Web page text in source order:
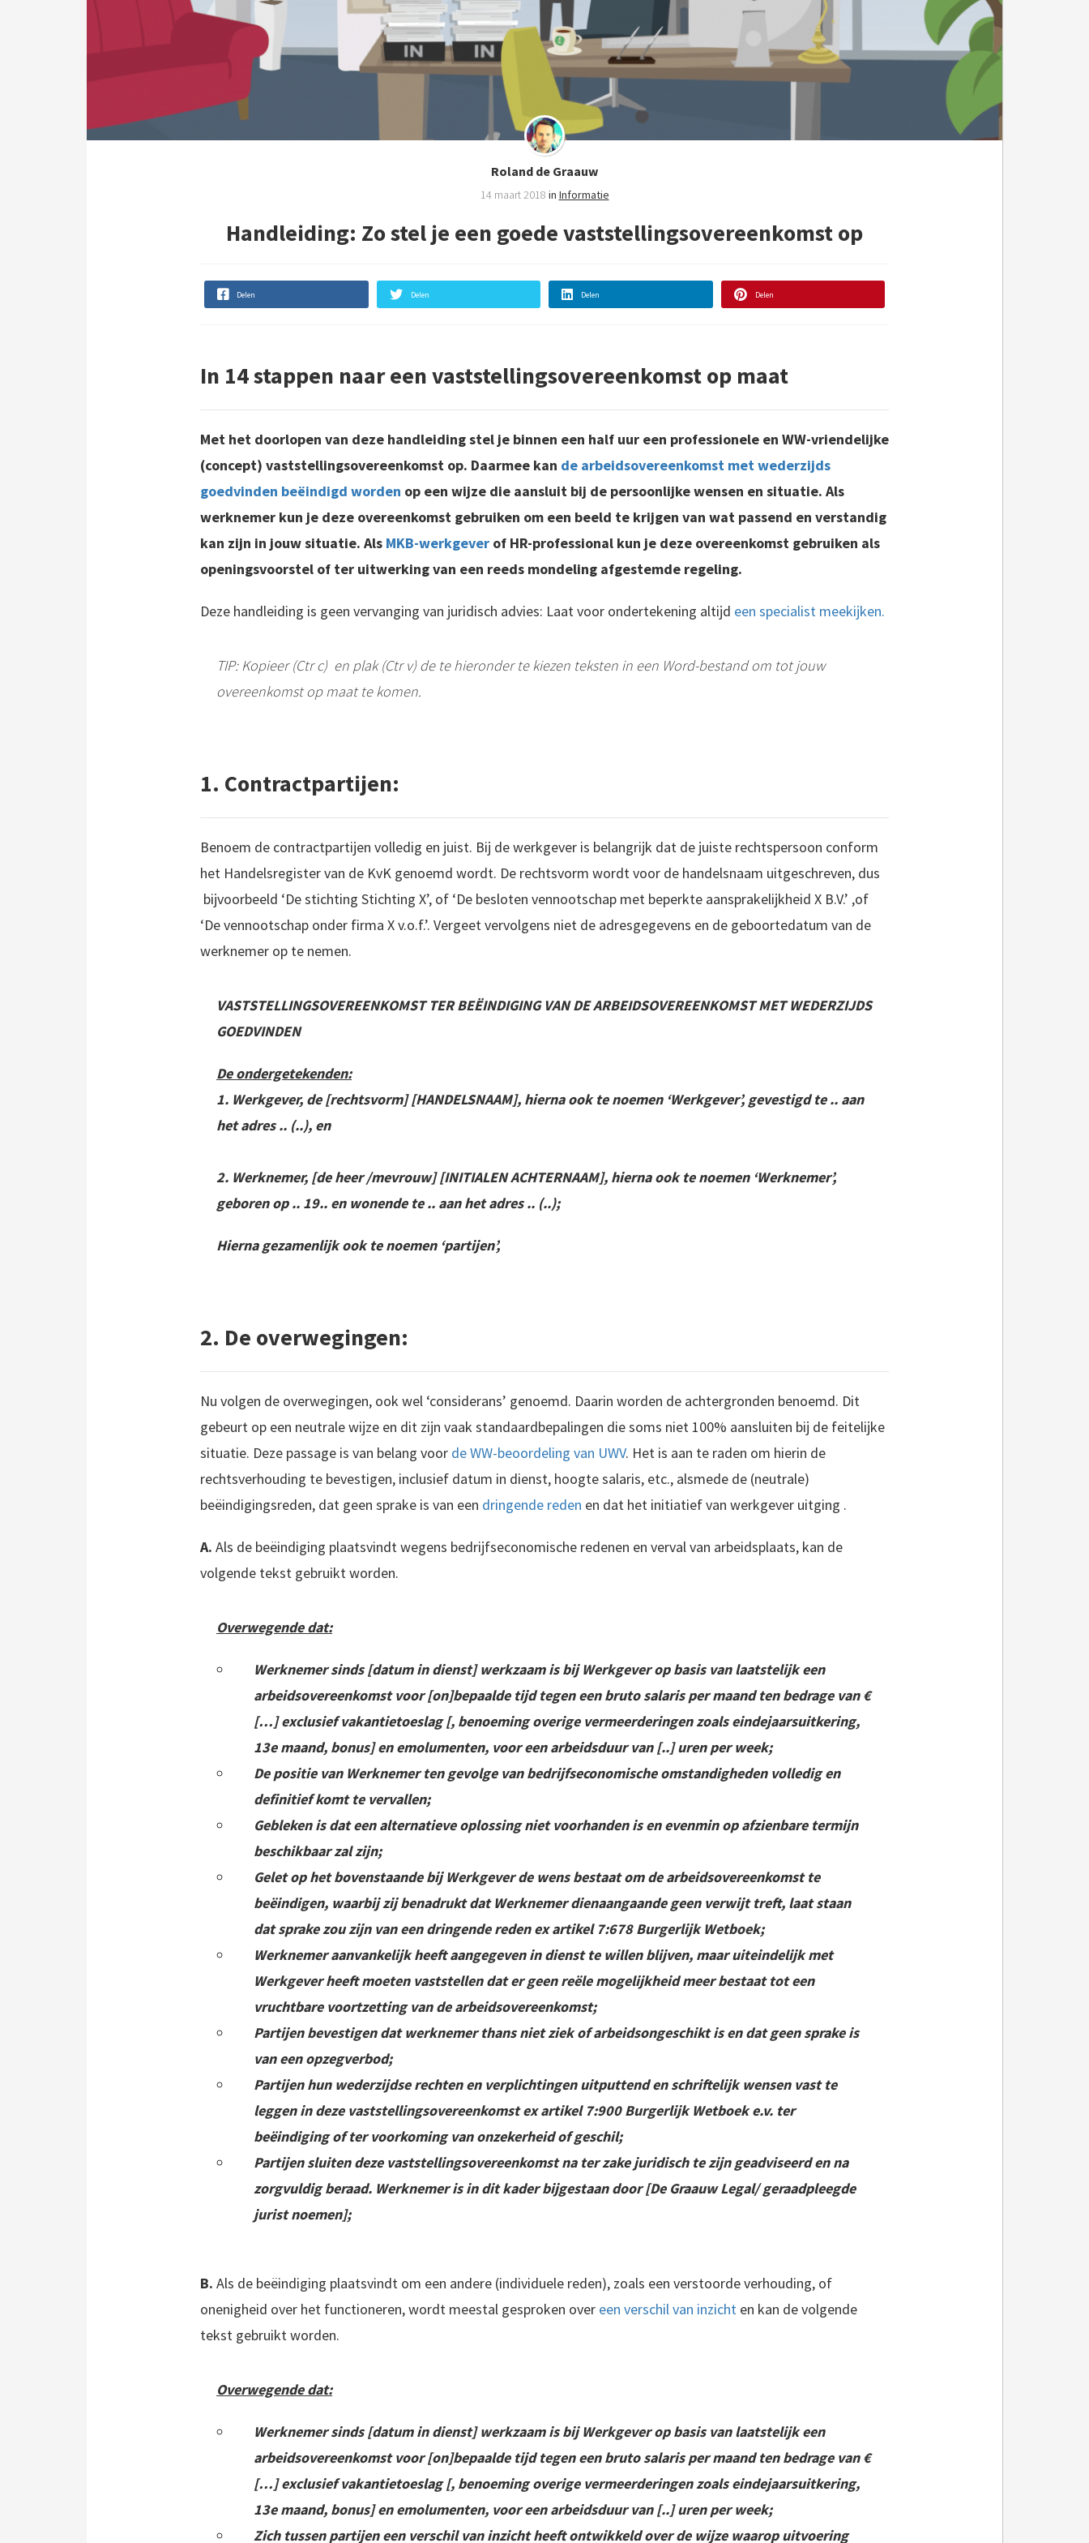
Roland de Graauw
14 maart 2018 in Informatie
Handleiding: Zo stel je een goede vaststellingsovereenkomst op
Delen Delen Delen Delen
In 14 stappen naar een vaststellingsovereenkomst op maat
Met het doorlopen van deze handleiding stel je binnen een half uur een professionele en WW-vriendelijke
(concept) vaststellingsovereenkomst op. Daarmee kan de arbeidsovereenkomst met wederzijds
goedvinden beëindigd worden op een wijze die aansluit bij de persoonlijke wensen en situatie. Als
werknemer kun je deze overeenkomst gebruiken om een beeld te krijgen van wat passend en verstandig
kan zijn in jouw situatie. Als MKB-werkgever of HR-professional kun je deze overeenkomst gebruiken als
openingsvoorstel of ter uitwerking van een reeds mondeling afgestemde regeling.
Deze handleiding is geen vervanging van juridisch advies: Laat voor ondertekening altijd een specialist meekijken.
TIP: Kopieer (Ctr c) en plak (Ctr v) de te hieronder te kiezen teksten in een Word-bestand om tot jouw
overeenkomst op maat te komen.
1. Contractpartijen:
Benoem de contractpartijen volledig en juist. Bij de werkgever is belangrijk dat de juiste rechtspersoon conform
het Handelsregister van de KvK genoemd wordt. De rechtsvorm wordt voor de handelsnaam uitgeschreven, dus
bijvoorbeeld ‘De stichting Stichting X’, of ‘De besloten vennootschap met beperkte aansprakelijkheid X B.V.’ ,of
‘De vennootschap onder firma X v.o.f.’. Vergeet vervolgens niet de adresgegevens en de geboortedatum van de
werknemer op te nemen.
VASTSTELLINGSOVEREENKOMST TER BEËINDIGING VAN DE ARBEIDSOVEREENKOMST MET WEDERZIJDS
GOEDVINDEN
De ondergetekenden:
1. Werkgever, de [rechtsvorm] [HANDELSNAAM], hierna ook te noemen ‘Werkgever’, gevestigd te .. aan
het adres .. (..), en
2. Werknemer, [de heer /mevrouw] [INITIALEN ACHTERNAAM], hierna ook te noemen ‘Werknemer’,
geboren op .. 19.. en wonende te .. aan het adres .. (..);
Hierna gezamenlijk ook te noemen ‘partijen’,
2. De overwegingen:
Nu volgen de overwegingen, ook wel ‘considerans’ genoemd. Daarin worden de achtergronden benoemd. Dit
gebeurt op een neutrale wijze en dit zijn vaak standaardbepalingen die soms niet 100% aansluiten bij de feitelijke
situatie. Deze passage is van belang voor de WW-beoordeling van UWV. Het is aan te raden om hierin de
rechtsverhouding te bevestigen, inclusief datum in dienst, hoogte salaris, etc., alsmede de (neutrale)
beëindigingsreden, dat geen sprake is van een dringende reden en dat het initiatief van werkgever uitging .
A. Als de beëindiging plaatsvindt wegens bedrijfseconomische redenen en verval van arbeidsplaats, kan de
volgende tekst gebruikt worden.
Overwegende dat:
Werknemer sinds [datum in dienst] werkzaam is bij Werkgever op basis van laatstelijk een
arbeidsovereenkomst voor [on]bepaalde tijd tegen een bruto salaris per maand ten bedrage van €
[…] exclusief vakantietoeslag [, benoeming overige vermeerderingen zoals eindejaarsuitkering,
13e maand, bonus] en emolumenten, voor een arbeidsduur van [..] uren per week;
De positie van Werknemer ten gevolge van bedrijfseconomische omstandigheden volledig en
definitief komt te vervallen;
Gebleken is dat een alternatieve oplossing niet voorhanden is en evenmin op afzienbare termijn
beschikbaar zal zijn;
Gelet op het bovenstaande bij Werkgever de wens bestaat om de arbeidsovereenkomst te
beëindigen, waarbij zij benadrukt dat Werknemer dienaangaande geen verwijt treft, laat staan
dat sprake zou zijn van een dringende reden ex artikel 7:678 Burgerlijk Wetboek;
Werknemer aanvankelijk heeft aangegeven in dienst te willen blijven, maar uiteindelijk met
Werkgever heeft moeten vaststellen dat er geen reële mogelijkheid meer bestaat tot een
vruchtbare voortzetting van de arbeidsovereenkomst;
Partijen bevestigen dat werknemer thans niet ziek of arbeidsongeschikt is en dat geen sprake is
van een opzegverbod;
Partijen hun wederzijdse rechten en verplichtingen uitputtend en schriftelijk wensen vast te
leggen in deze vaststellingsovereenkomst ex artikel 7:900 Burgerlijk Wetboek e.v. ter
beëindiging of ter voorkoming van onzekerheid of geschil;
Partijen sluiten deze vaststellingsovereenkomst na ter zake juridisch te zijn geadviseerd en na
zorgvuldig beraad. Werknemer is in dit kader bijgestaan door [De Graauw Legal/ geraadpleegde
jurist noemen];
B. Als de beëindiging plaatsvindt om een andere (individuele reden), zoals een verstoorde verhouding, of
onenigheid over het functioneren, wordt meestal gesproken over een verschil van inzicht en kan de volgende
tekst gebruikt worden.
Overwegende dat:
Werknemer sinds [datum in dienst] werkzaam is bij Werkgever op basis van laatstelijk een
arbeidsovereenkomst voor [on]bepaalde tijd tegen een bruto salaris per maand ten bedrage van €
[…] exclusief vakantietoeslag [, benoeming overige vermeerderingen zoals eindejaarsuitkering,
13e maand, bonus] en emolumenten, voor een arbeidsduur van [..] uren per week;
Zich tussen partijen een verschil van inzicht heeft ontwikkeld over de wijze waarop uitvoering